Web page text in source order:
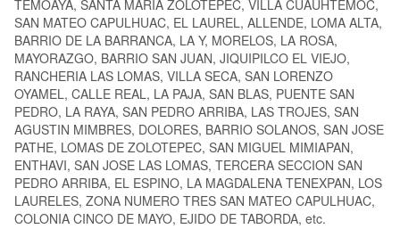
TEMOAYA, SANTA MARIA ZOLOTEPEC, VILLA CUAUHTEMOC,
SAN MATEO CAPULHUAC, EL LAUREL, ALLENDE, LOMA ALTA,
BARRIO DE LA BARRANCA, LA Y, MORELOS, LA ROSA,
MAYORAZGO, BARRIO SAN JUAN, JIQUIPILCO EL VIEJO,
RANCHERIA LAS LOMAS, VILLA SECA, SAN LORENZO
OYAMEL, CALLE REAL, LA PAJA, SAN BLAS, PUENTE SAN
PEDRO, LA RAYA, SAN PEDRO ARRIBA, LAS TROJES, SAN
AGUSTIN MIMBRES, DOLORES, BARRIO SOLANOS, SAN JOSE
PATHE, LOMAS DE ZOLOTEPEC, SAN MIGUEL MIMIAPAN,
ENTHAVI, SAN JOSE LAS LOMAS, TERCERA SECCION SAN
PEDRO ARRIBA, EL ESPINO, LA MAGDALENA TENEXPAN, LOS
LAURELES, ZONA NUMERO TRES SAN MATEO CAPULHUAC,
COLONIA CINCO DE MAYO, EJIDO DE TABORDA, etc.